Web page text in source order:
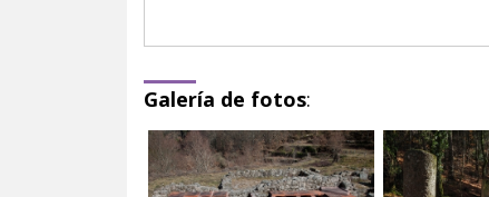
Galería de fotos: